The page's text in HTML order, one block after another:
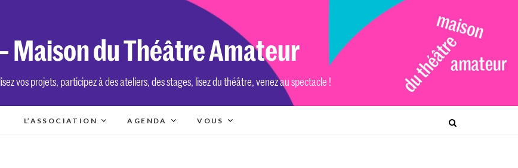
Maison du Théâtre Amateur
vos projets, participez à des ateliers, des stages, lisez du théâtre, venez au spectacle !
L’ASSOCIATION AGENDA VOUS